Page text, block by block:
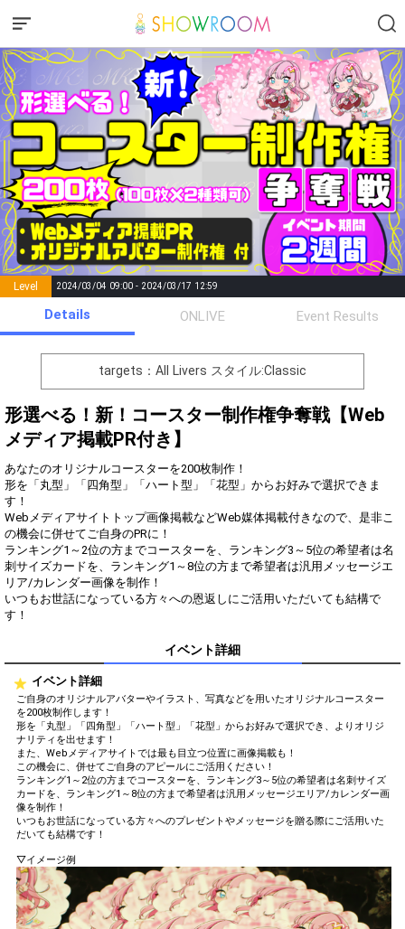
Level 2024/03/04 09:00 - 2024/03/17 12:59
Points List of Goal
number of
positions
Rema
0 Event Begins!
オリジナルアバター制作権獲
得！
Gifting
Throw gifts to the stage and join
the live performance.
First, try throwing free Stars
(once a day)! You can also charge
Show Gold to purchase gifts
(available from 1 JPY)! When you
continue to send gifts to the
performer(s), the performer's
popularity ranking and your
ranking go up.
To send performers paid items,
you must use Show Gold.
You can post comments. Please
that may offend performers or
other users.
Details ONLIVE Event Results
targets：All Livers スタイル:Classic
形選べる！新！コースター制作権争奪戦【Web
メディア掲載PR付き】
あなたのオリジナルコースターを200枚制作！
形を「丸型」「四角型」「ハート型」「花型」からお好みで選択できま
す！
Webメディアサイトトップ画像掲載などWeb媒体掲載付きなので、是非こ
の機会に併せてご自身のPRに！
ランキング1～2位の方までコースターを、ランキング3～5位の希望者は名
刺サイズカードを、ランキング1～8位の方まで希望者は汎用メッセージエ
リア/カレンダー画像を制作！
いつもお世話になっている方々への恩返しにご活用いただいても結構で
す！
イベント詳細
イベント詳細
ご自身のオリジナルアバターやイラスト、写真などを用いたオリジナルコースター
を200枚制作します！
形を「丸型」「四角型」「ハート型」「花型」からお好みで選択でき、よりオリジ
ナリティを出せます！
また、Webメディアサイトでは最も目立つ位置に画像掲載も！
この機会に、併せてご自身のアピールにご活用ください！
ランキング1～2位の方までコースターを、ランキング3～5位の希望者は名刺サイズ
カードを、ランキング1～8位の方まで希望者は汎用メッセージエリア/カレンダー画
像を制作！
いつもお世話になっている方々へのプレゼントやメッセージを贈る際にご活用いた
だいても結構です！
▽イメージ例